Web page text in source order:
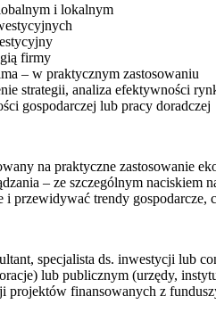
i lokalnym
firmy
– w praktycznym zastosowaniu
strategii, analiza efektywności
gospodarczej lub pracy doradczej
na praktyczne zastosowanie
– ze szczególnym
przewidywać trendy
specjalista ds. inwestycji lub
lub publicznym (urzędy,
projektów finansowanych z